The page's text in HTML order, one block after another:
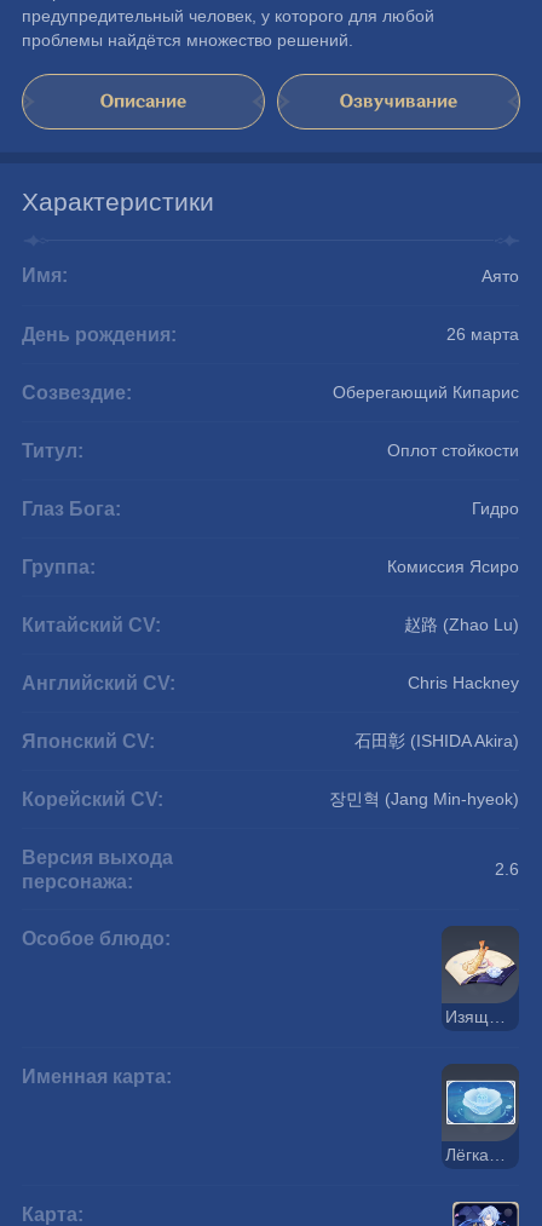
предупредительный человек, у которого для любой
проблемы найдётся множество решений.
Описание Озвучивание
Характеристики
Имя: Аято
День рождения: 26 марта
Созвездие: Оберегающий Кипарис
Титул: Оплот стойкости
Глаз Бога: Гидро
Группа: Комиссия Ясиро
Китайский CV: 赵路 (Zhao Lu)
Английский CV: Chris Hackney
Японский CV: 石田彰 (ISHIDA Akira)
Корейский CV: 장민혁 (Jang Min-hyeok)
Версия выхода
персонажа:
2.6
Особое блюдо:
Изящная безмятежность
Именная карта:
Лёгкая зыбь
Карта: